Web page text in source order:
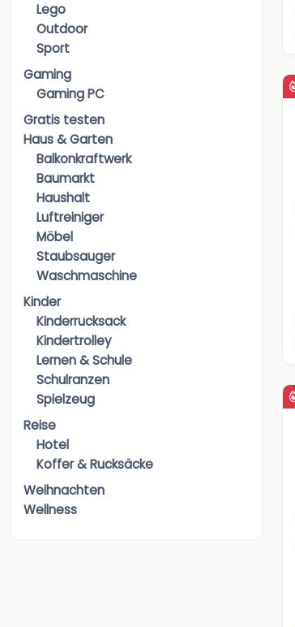
Lego
Outdoor
Sport
Gaming
Gaming PC
Gratis testen
Haus & Garten
Balkonkraftwerk
Baumarkt
Haushalt
Luftreiniger
Möbel
Staubsauger
Waschmaschine
Kinder
Kinderrucksack
Kindertrolley
Lernen & Schule
Schulranzen
Spielzeug
Reise
Hotel
Koffer & Rucksäcke
Weihnachten
Wellness